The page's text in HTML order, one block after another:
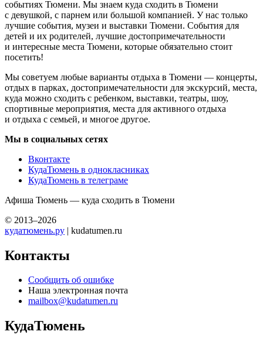
событиях Тюмени. Мы знаем куда сходить в Тюмени
с девушкой, с парнем или большой компанией. У нас только
лучшие события, музеи и выставки Тюмени. События для
детей и их родителей, лучшие достопримечательности
и интересные места Тюмени, которые обязательно стоит
посетить!
Мы советуем любые варианты отдыха в Тюмени — концерты,
отдых в парках, достопримечательности для экскурсий, места,
куда можно сходить с ребенком, выставки, театры, шоу,
спортивные мероприятия, места для активного отдыха
и отдыха с семьей, и многое другое.
Мы в социальных сетях
Вконтакте
КудаТюмень в однокласниках
КудаТюмень в телеграме
Афиша Тюмень — куда сходить в Тюмени
© 2013–2026
кудатюмень.ру | kudatumen.ru
Контакты
Сообщить об ошибке
Наша электронная почта
mailbox@kudatumen.ru
КудаТюмень